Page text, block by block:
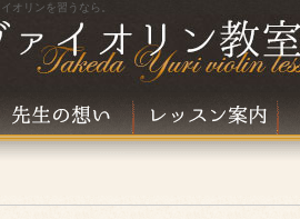
オリンを習うなら。